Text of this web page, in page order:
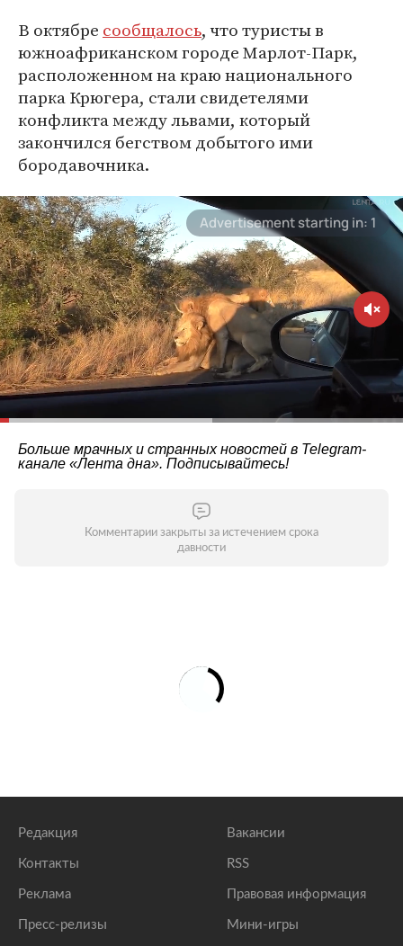
В октябре сообщалось, что туристы в
южноафриканском городе Марлот-Парк,
расположенном на краю национального
парка Крюгера, стали свидетелями
конфликта между львами, который
закончился бегством добытого ими
бородавочника.
Больше мрачных и странных новостей в Telegram-
канале «Лента дна». Подписывайтесь!
Комментарии закрыты за истечением срока
давности
Редакция
Контакты
Реклама
Пресс-релизы
Вакансии
RSS
Правовая информация
Мини-игры